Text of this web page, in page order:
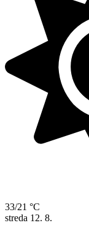
33/21 °C
streda 12. 8.